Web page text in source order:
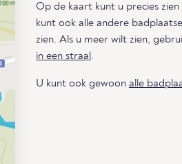
Op de kaart kunt u precies
kunt ook alle andere
zien. Als u meer wilt zien,
in een straal .
U kunt ook gewoon alle